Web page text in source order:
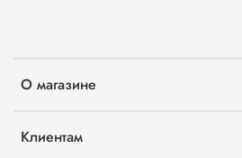
О магазине
Клиентам